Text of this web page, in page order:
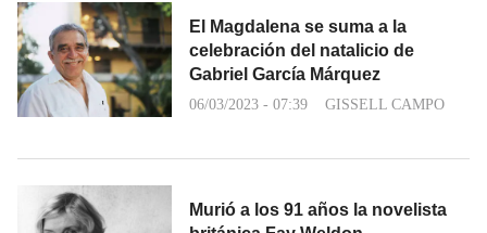
El Magdalena se suma a la
celebración del natalicio de
Gabriel García Márquez
06/03/2023 - 07:39 GISSELL CAMPO
Murió a los 91 años la novelista